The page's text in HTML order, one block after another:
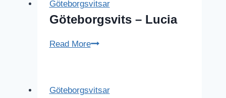
Göteborgsvitsar
Göteborgsvits – Lucia
Read MoreGöteborgsvits
Göteborgsvitsar